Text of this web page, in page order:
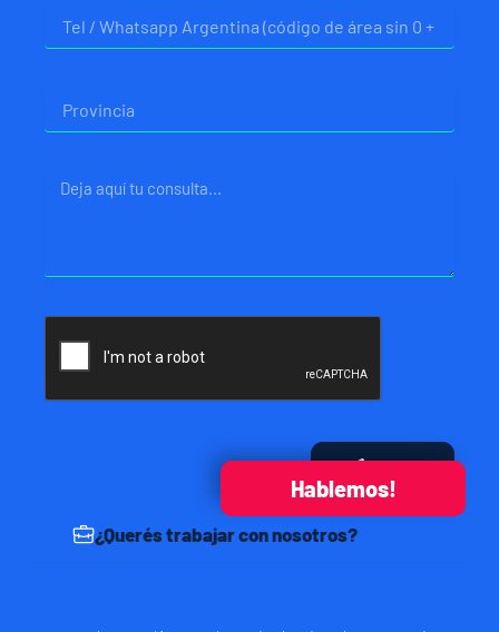
Hablemos!
¿Querés trabajar con nosotros?
Mensaje
Enviar